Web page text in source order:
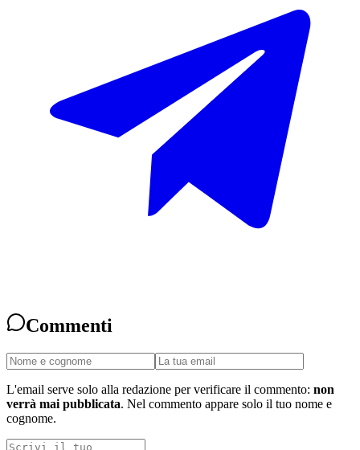
Commenti
L'email serve solo alla redazione per verificare il commento: non
verrà mai pubblicata. Nel commento appare solo il tuo nome e
cognome.